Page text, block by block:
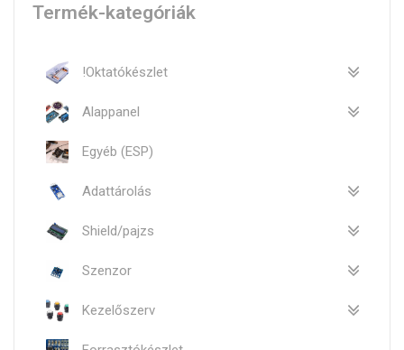
Termék-kategóriák
!Oktatókészlet
Alappanel
Egyéb (ESP)
Adattárolás
Shield/pajzs
Szenzor
Kezelőszerv